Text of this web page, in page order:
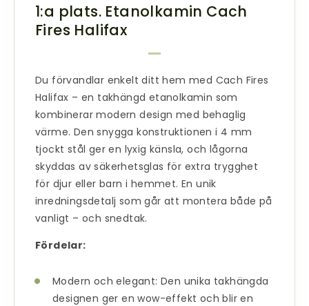
1:a plats. Etanolkamin Cach
Fires Halifax
Du förvandlar enkelt ditt hem med Cach Fires
Halifax – en takhängd etanolkamin som
kombinerar modern design med behaglig
värme. Den snygga konstruktionen i 4 mm
tjockt stål ger en lyxig känsla, och lågorna
skyddas av säkerhetsglas för extra trygghet
för djur eller barn i hemmet. En unik
inredningsdetalj som går att montera både på
vanligt – och snedtak.
Fördelar:
Modern och elegant: Den unika takhängda
designen ger en wow-effekt och blir en